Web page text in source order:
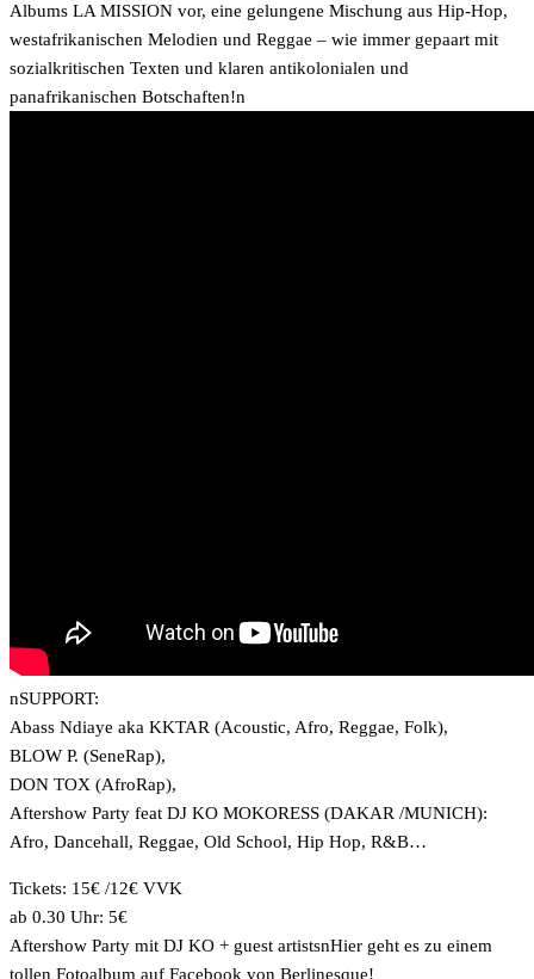
Albums LA MISSION vor, eine gelungene Mischung aus Hip-Hop,
westafrikanischen Melodien und Reggae – wie immer gepaart mit
sozialkritischen Texten und klaren antikolonialen und
panafrikanischen Botschaften!n
nSUPPORT:
Abass Ndiaye aka KKTAR (Acoustic, Afro, Reggae, Folk),
BLOW P. (SeneRap),
DON TOX (AfroRap),
Aftershow Party feat DJ KO MOKORESS (DAKAR /MUNICH):
Afro, Dancehall, Reggae, Old School, Hip Hop, R&B…
Tickets: 15€ /12€ VVK
ab 0.30 Uhr: 5€
Aftershow Party mit DJ KO + guest artistsnHier geht es zu einem
tollen Fotoalbum auf Facebook von Berlinesque!